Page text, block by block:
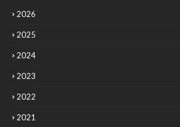
2026
2025
2024
2023
2022
2021